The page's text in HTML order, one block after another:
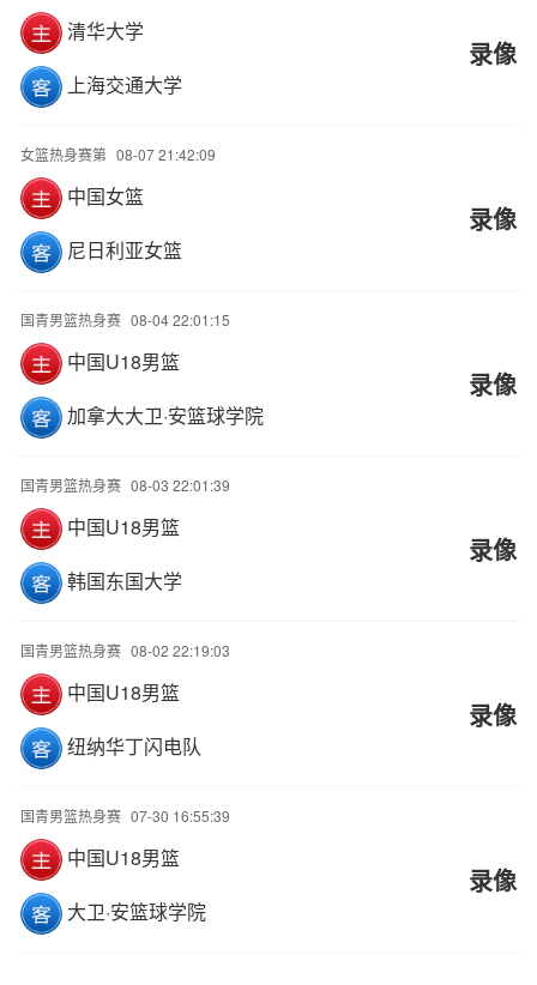
清华大学
上海交通大学
录像
女篮热身赛第 08-07 21:42:09
中国女篮
尼日利亚女篮
录像
国青男篮热身赛 08-04 22:01:15
中国U18男篮
加拿大大卫·安篮球学院
录像
国青男篮热身赛 08-03 22:01:39
中国U18男篮
韩国东国大学
录像
国青男篮热身赛 08-02 22:19:03
中国U18男篮
纽纳华丁闪电队
录像
国青男篮热身赛 07-30 16:55:39
中国U18男篮
大卫·安篮球学院
录像